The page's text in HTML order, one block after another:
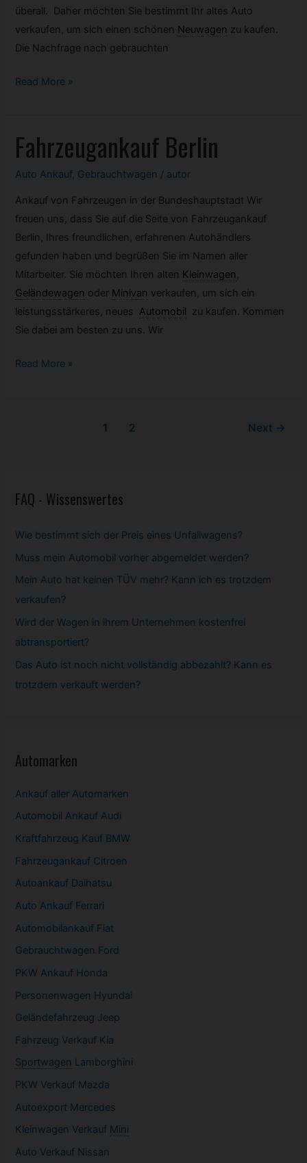
überall. Daher möchten Sie bestimmt Ihr altes Auto
verkaufen, um sich einen schönen Neuwagen zu kaufen.
Die Nachfrage nach gebrauchten
KFZ
Read More »
Fahrzeugankauf Berlin
Auto Ankauf, Gebrauchtwagen / autor
Ankauf von Fahrzeugen in der Bundeshauptstadt Wir
freuen uns, dass Sie auf die Seite von Fahrzeugankauf
Berlin, Ihres freundlichen, erfahrenen Autohändlers
gefunden haben und begrüßen Sie im Namen aller
Mitarbeiter. Sie möchten Ihren alten Kleinwagen ,
Geländewagen oder Minivan verkaufen, um sich ein
leistungsstärkeres, neues Automobil
zu kaufen. Kommen
Sie dabei am besten zu uns. Wir
Fahrzeugankauf
Read More »
1 2 Next →
FAQ - Wissenswertes
Wie bestimmt sich der Preis eines Unfallwagens?
Muss mein Automobil vorher abgemeldet werden?
Mein Auto hat keinen TÜV mehr? Kann ich es trotzdem
verkaufen?
Wird der Wagen in ihrem Unternehmen kostenfrei
abtransportiert?
Das Auto ist noch nicht vollständig abbezahlt? Kann es
trotzdem verkauft werden?
Automarken
Ankauf aller Automarken
Automobil Ankauf Audi
Kraftfahrzeug Kauf BMW
Fahrzeugankauf Citroen
Autoankauf Daihatsu
Auto Ankauf Ferrari
Automobilankauf Fiat
Gebrauchtwagen Ford
PKW Ankauf Honda
Personenwagen Hyundai
Geländefahrzeug Jeep
Fahrzeug Verkauf Kia
Sportwagen Lamborghini
PKW Verkauf Mazda
Autoexport Mercedes
Kleinwagen Verkauf Mini
Auto Verkauf Nissan